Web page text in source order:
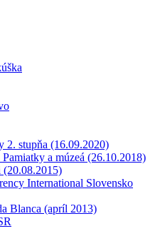
2. stupňa (16.09.2020)
a múzeá (26.10.2018)
(20.08.2015)
International Slovensko
Blanca (apríl 2013)